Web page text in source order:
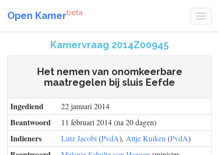
Open Kamerbeta
Kamervraag 2014Z00945
Het nemen van onomkeerbare
maatregelen bij sluis Eefde
Ingediend 22 januari 2014
Beantwoord 11 februari 2014 (na 20 dagen)
Indieners Lutz Jacobi (PvdA), Attje Kuiken (PvdA)